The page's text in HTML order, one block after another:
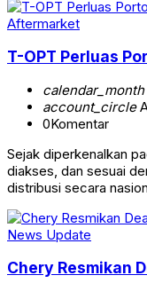
Aftermarket
T-OPT Perluas
calendar_month
account_circle
0Komentar
Sejak diperkenalkan
diakses, dan sesuai
distribusi secara
News Update
Chery Resmikan